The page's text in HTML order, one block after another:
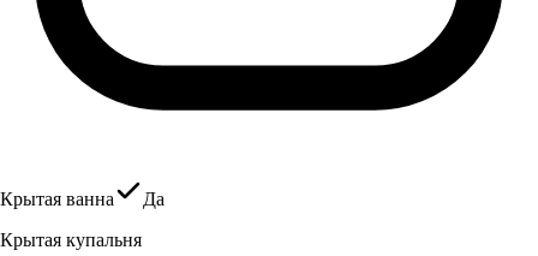
Крытая ванна
Да
Крытая купальня